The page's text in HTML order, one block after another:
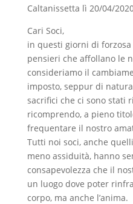
Caltanissetta lì 20/04/
Cari Soci,
in questi giorni di
pensieri che affollano le
consideriamo il
imposto, seppur di
sacrifici che ci sono stati
ricomprendo, a pieno
frequentare il nostro
Tutti noi soci, anche
meno assiduità, hanno
consapevolezza che il
un luogo dove poter
corpo, ma anche l’anima.